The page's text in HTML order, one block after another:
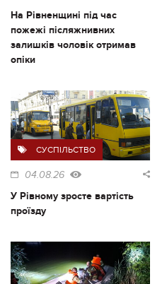
На Рівненщині під час
пожежі післяжнивних
залишків чоловік отримав
опіки
СУСПІЛЬСТВО
04.08.26
У Рівному зросте вартість
проїзду